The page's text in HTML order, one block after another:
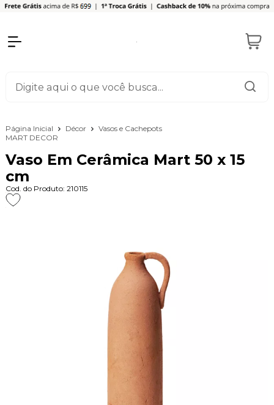
Página Inicial Décor
Vasos e Cachepots
MART DECOR
Vaso Em Cerâmica Mart 50 x 15
cm
Cod. do Produto: 210115